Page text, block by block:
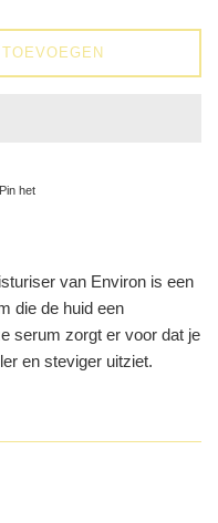
Facebook
Pin hetPinnen op Pinterest
van Environ is een
die de huid een
serum zorgt er voor dat je
en steviger uitziet.